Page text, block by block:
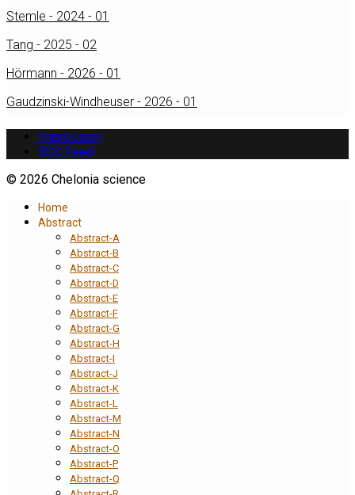
Stemle - 2024 - 01
Tang - 2025 - 02
Hörmann - 2026 - 01
Gaudzinski-Windheuser - 2026 - 01
Impressum
RSS Feed
© 2026 Chelonia science
Home
Abstract
Abstract-A
Abstract-B
Abstract-C
Abstract-D
Abstract-E
Abstract-F
Abstract-G
Abstract-H
Abstract-I
Abstract-J
Abstract-K
Abstract-L
Abstract-M
Abstract-N
Abstract-O
Abstract-P
Abstract-Q